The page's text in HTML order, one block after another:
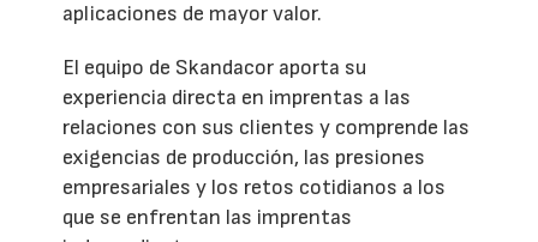
aplicaciones de mayor valor.
El equipo de Skandacor aporta su
experiencia directa en imprentas a las
relaciones con sus clientes y comprende las
exigencias de producción, las presiones
empresariales y los retos cotidianos a los
que se enfrentan las imprentas